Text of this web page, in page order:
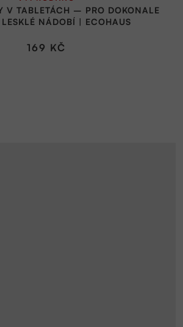
V TABLETÁCH – PRO DOKONALE
NÁDOBÍ | ECOHAUS
169 KČ